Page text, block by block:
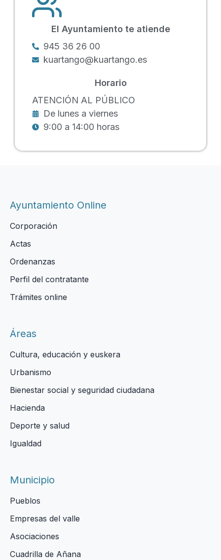
El Ayuntamiento te atiende
945 36 26 00
kuartango@kuartango.es
Horario
ATENCIÓN AL PÚBLICO
De lunes a viernes
9:00 a 14:00 horas
Ayuntamiento Online
Corporación
Actas
Ordenanzas
Perfil del contratante
Trámites online
Áreas
Cultura, educación y euskera
Urbanismo
Bienestar social y seguridad ciudadana
Hacienda
Deporte y salud
Igualdad
Municipio
Pueblos
Empresas del valle
Asociaciones
Cuadrilla de Añana